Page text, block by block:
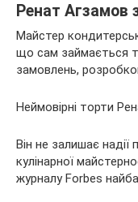
Ренат Агзамов
Майстер
що сам займається
замовлень,
Неймовірні торти
Він не залишає надії
кулінарної
журналу Forbes